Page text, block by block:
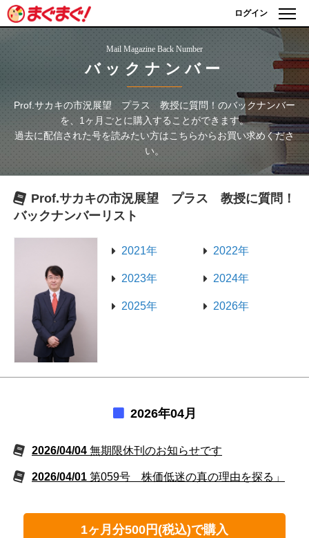
ログイン
Mail Magazine Back Number
バックナンバー
Prof.サカキの市況展望 プラス 教授に質問！ のバックナンバー
を、1ヶ月ごとに購入することができます。
過去に配信された号を読みたい方はこちらからお買い求めくださ
い。
Prof.サカキの市況展望 プラス 教授に質問！
バックナンバーリスト
2021年 2022年
2023年 2024年
2025年 2026年
2026年04月
2026/04/04 無期限休刊のお知らせです
2026/04/01 第059号 株価低迷の真の理由を探る」
1ヶ月分500円(税込)で購入